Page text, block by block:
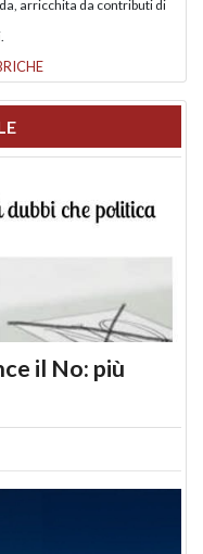
arricchita da contributi di
il No: più